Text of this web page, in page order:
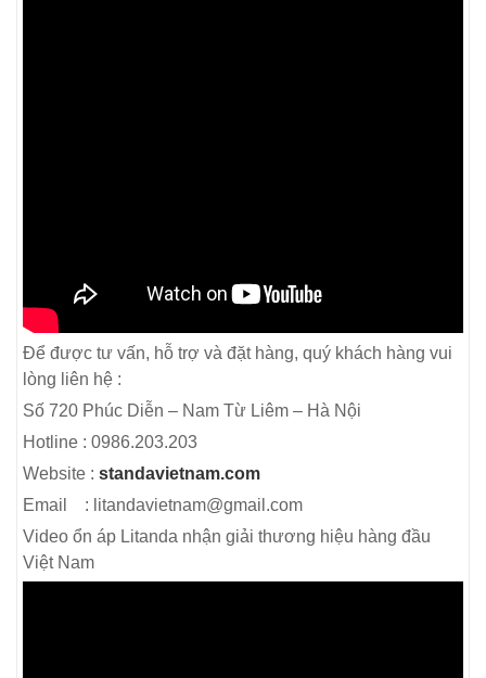
Để được tư vấn, hỗ trợ và đặt hàng, quý khách hàng vui
lòng liên hệ :
Số 720 Phúc Diễn – Nam Từ Liêm – Hà Nội
Hotline : 0986.203.203
Website : standavietnam.com
Email : litandavietnam@gmail.com
Video ổn áp Litanda nhận giải thương hiệu hàng đầu
Việt Nam